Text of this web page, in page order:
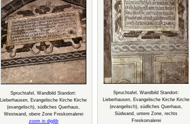
Spruchtafel, Wandbild Standort:
Lieberhausen, Evangelische Kirche Kirche
(evangelisch), südliches Querhaus,
Westwand, obere Zone Freskomalerei
zoom in digilib
Spruchtafel, Wandbild Standort:
Lieberhausen, Evangelische Kirche Kirche
(evangelisch), südliches Querhaus,
Südwand, untere Zone, rechts
Freskomalerei